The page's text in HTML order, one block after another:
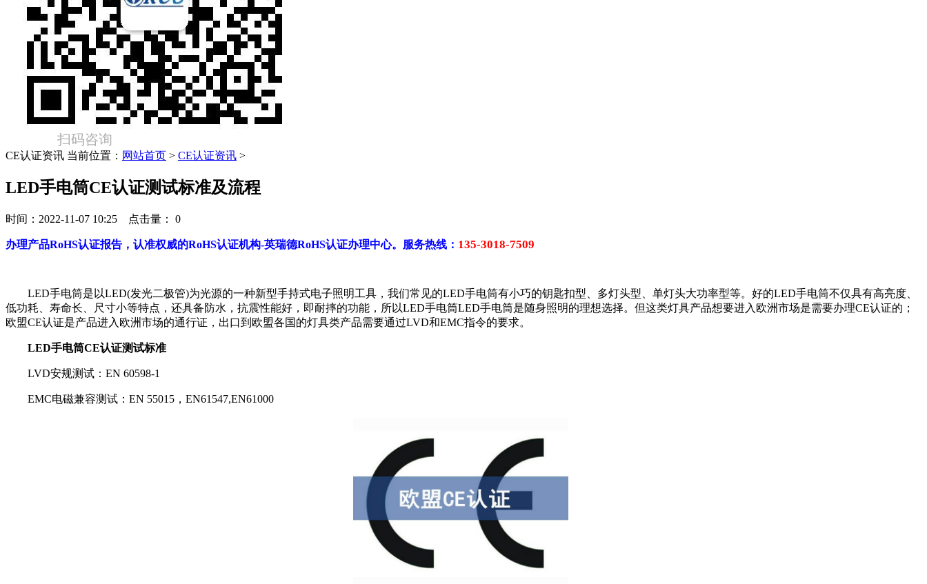
扫码咨询
CE认证资讯 当前位置： 网站首页 > CE认证资讯 >
LED手电筒CE认证测试标准及流程
时间：2022-11-07 10:25 点击量： 0
办理产品RoHS认证报告，认准权威的RoHS认证机构-英瑞德RoHS认证办理中心。服务热线： 135-3018-7509
LED手电筒是以LED(发光二极管)为光源的一种新型手持式电子照明工具，我们常见的LED手电筒有小巧的钥匙扣型、多灯头型、单灯头大功率型等。好的LED手电筒不仅具有高亮度、
低功耗、寿命长、尺寸小等特点，还具备防水，抗震性能好，即耐摔的功能，所以LED手电筒LED手电筒是随身照明的理想选择。但这类灯具产品想要进入欧洲市场是需要办理CE认证的；
欧盟CE认证是产品进入欧洲市场的通行证，出口到欧盟各国的灯具类产品需要通过LVD和EMC指令的要求。
LED手电筒CE认证测试标准
LVD安规测试：EN 60598-1
EMC电磁兼容测试：EN 55015，EN61547,EN61000